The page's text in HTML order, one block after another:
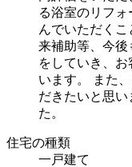
る浴室のリフ
んでいただく
来補助等、今
をしていき、
います。 また
だきたいと思
た。
住宅の種類
一戸建て